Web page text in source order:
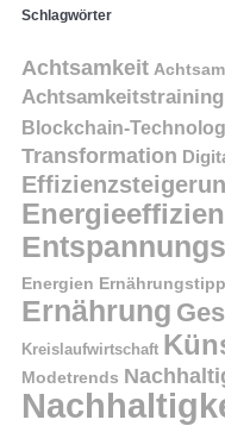
Schlagwörter
Achtsamkeit
Achtsamkeitstraining
Blockchain-
Transformation
Energien
Ernährung
Kreislaufwirtschaft
Modetrends